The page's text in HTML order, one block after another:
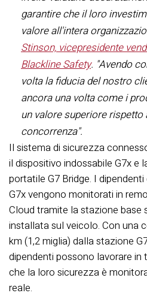
garantire che il loro
valore all'intera
Stinson, vicepresidente
Blackline Safety. "Avendo
volta la fiducia del nostro
ancora una volta come i
un valore superiore
concorrenza".
Il sistema di sicurezza
il dispositivo indossabile G7x e
portatile G7 Bridge. I
G7x vengono monitorati in
Cloud tramite la stazione base
installata sul veicolo. Con una
km (1,2 miglia) dalla stazione
dipendenti possono lavorare
che la loro sicurezza è
reale.